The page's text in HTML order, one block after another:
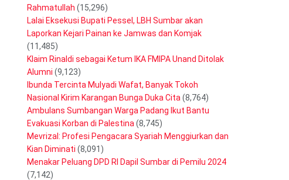
Rahmatullah (15,296)
Lalai Eksekusi Bupati Pessel, LBH Sumbar akan
Laporkan Kejari Painan ke Jamwas dan Komjak
(11,485)
Klaim Rinaldi sebagai Ketum IKA FMIPA Unand Ditolak
Alumni (9,123)
Ibunda Tercinta Mulyadi Wafat, Banyak Tokoh
Nasional Kirim Karangan Bunga Duka Cita (8,764)
Ambulans Sumbangan Warga Padang Ikut Bantu
Evakuasi Korban di Palestina (8,745)
Mevrizal: Profesi Pengacara Syariah Menggiurkan dan
Kian Diminati (8,091)
Menakar Peluang DPD RI Dapil Sumbar di Pemilu 2024
(7,142)